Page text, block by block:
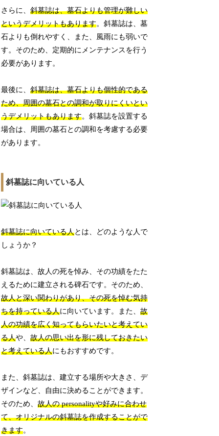
さらに、斜墓誌は、墓石よりも管理が難しい
というデメリットもあります。斜墓誌は、墓
石よりも倒れやすく、また、風雨にも弱いで
す。そのため、定期的にメンテナンスを行う
必要があります。
最後に、斜墓誌は、墓石よりも個性的である
ため、周囲の墓石との調和が取りにくいとい
うデメリットもあります。斜墓誌を設置する
場合は、周囲の墓石との調和を考慮する必要
があります。
斜墓誌に向いている人
斜墓誌に向いている人とは、どのような人で
しょうか？
斜墓誌は、故人の死を悼み、その功績をたた
えるために建立される碑石です。そのため、
故人と深い関わりがあり、その死を悼む気持
ちを持っている人に向いています。また、故
人の功績を広く知ってもらいたいと考えてい
る人や、故人の思い出を形に残しておきたい
と考えている人にもおすすめです。
また、斜墓誌は、建立する場所や大きさ、デ
ザインなど、自由に決めることができます。
そのため、故人の personalityや好みに合わせ
て、オリジナルの斜墓誌を作成することがで
きます。